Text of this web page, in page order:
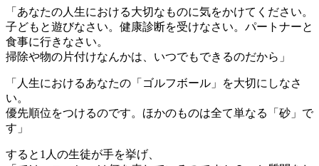
「あなたの人生における大切なものに気をかけてください。
子どもと遊びなさい。健康診断を受けなさい。パートナーと
食事に行きなさい。
掃除や物の片付けなんかは、いつでもできるのだから」
「人生におけるあなたの「ゴルフボール」を大切にしなさ
い。
優先順位をつけるのです。ほかのものは全て単なる「砂」で
す」
すると1人の生徒が手を挙げ、